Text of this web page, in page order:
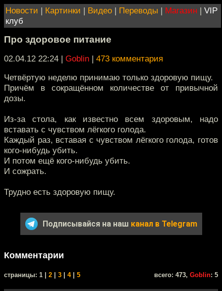
Новости | Картинки | Видео | Переводы | Магазин | VIP
клуб
Про здоровое питание
02.04.12 22:24 | Goblin | 473 комментария
Четвёртую неделю принимаю только здоровую пищу.
Причём в сокращённом количестве от привычной
дозы.
Из-за стола, как известно всем здоровым, надо
вставать с чувством лёгкого голода.
Каждый раз, вставая с чувством лёгкого голода, готов
кого-нибудь убить.
И потом ещё кого-нибудь убить.
И сожрать.
Трудно есть здоровую пищу.
Подписывайся на наш канал в Telegram
Комментарии
cтраницы: 1 | 2 3 4| 5 всего: 473, Goblin: 5